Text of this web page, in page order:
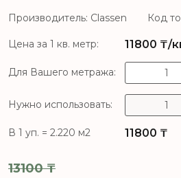
Производитель: Classen Код
Цена за 1 кв. метр: 11800 ₸/
Для Вашего метража:
Нужно использовать:
В 1 уп. = 2.220 м2 11800 ₸
13100₸